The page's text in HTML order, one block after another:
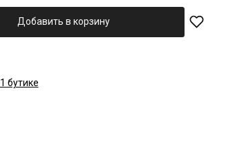
Добавить в корзину
1 бутике